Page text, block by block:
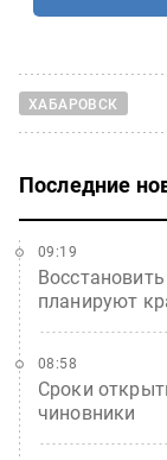
ХАБАРОВСК
Последние
планируют
09:19
Сроки
чиновники
08:58